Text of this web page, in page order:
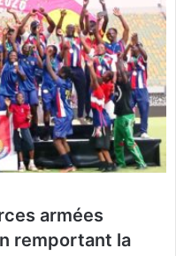
armées
remportant la